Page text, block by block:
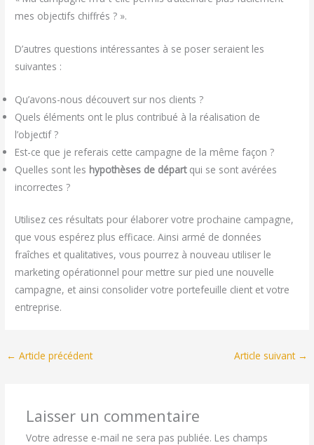
mes objectifs chiffrés ? ».
D’autres questions intéressantes à se poser seraient les
suivantes :
Qu’avons-nous découvert sur nos clients ?
Quels éléments ont le plus contribué à la réalisation de
l’objectif ?
Est-ce que je referais cette campagne de la même façon ?
Quelles sont les hypothèses de départqui se sont avérées
incorrectes ?
Utilisez ces résultats pour élaborer votre prochaine campagne,
que vous espérez plus efficace. Ainsi armé de données
fraîches et qualitatives, vous pourrez à nouveau utiliser le
marketing opérationnel pour mettre sur pied une nouvelle
campagne, et ainsi consolider votre portefeuille client et votre
entreprise.
← Article précédent Article suivant →
Laisser un commentaire
Votre adresse e-mail ne sera pas publiée. Les champs